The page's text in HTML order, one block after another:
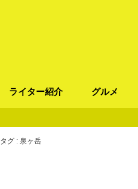
ライター紹介 グルメ
タグ : 泉ヶ岳